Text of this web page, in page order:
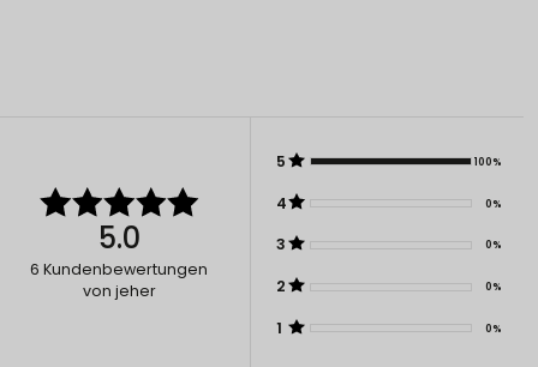
5.0
6 Kundenbewertungen
von jeher
5 100%
4 0%
3 0%
2 0%
1 0%